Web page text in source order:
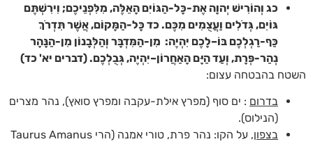
כג וְהוֹרִישׁ יְהוָה אֶת-כָּל-הַגּוֹיִם הָאֵלֶּה, מִלִּפְנֵיכֶם; וִירִשְׁתֶּם
גּוֹיִם, גְּדֹלִים וַעֲצֻמִים מִכֶּם. כד כָּל-הַמָּקוֹם, אֲשֶׁר תִּדְרֹךְ
כַּף-רַגְלְכֶם בּוֹ–לָכֶם יִהְיֶה: מִן-הַמִּדְבָּר וְהַלְּבָנוֹן מִן-הַנָּהָר
נְהַר-פְּרָת, וְעַד הַיָּם הָאַחֲרוֹן–יִהְיֶה, גְּבֻלְכֶם. (דברים יא' כד)
השטח בהבטחה עצום:
בדרום : ים סוף (מפרץ אילת-עקבה ומפרץ סואץ), נהר מצרים
(הנילוס).
בצפון
, על הקו: נהר פרת, טורי אמנה (הרי Taurus Amanus